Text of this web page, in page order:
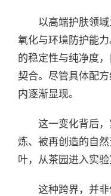
以高端护肤领
氧化与环境防护能
的稳定性与纯净度
契合。尽管具体配
内逐渐显现。
这一变化背后
炼、被再创造的自
叶，从茶园进入实
这种跨界，并非